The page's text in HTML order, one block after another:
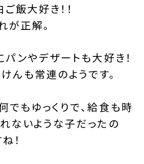
飯大好き！！
が正解。
パンやデザートも大好き！
んも常連のようです。
でもゆっくりで、給食も時
ないような子だったの
！